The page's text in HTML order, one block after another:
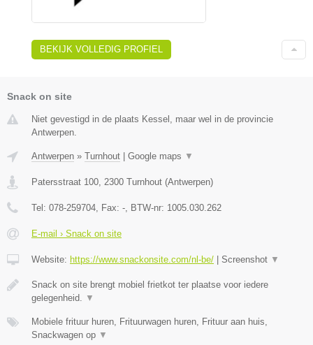
BEKIJK VOLLEDIG PROFIEL
Snack on site
Niet gevestigd in de plaats Kessel, maar wel in de provincie
Antwerpen.
Antwerpen » Turnhout Google maps ▼
Patersstraat 100, 2300 Turnhout (Antwerpen)
Tel: 078-259704, Fax: -, BTW-nr: 1005.030.262
E-mail › Snack on site
Website: https://www.snackonsite.com/nl-be/ Screenshot ▼
Snack on site brengt mobiel frietkot ter plaatse voor iedere
gelegenheid. ▼
Mobiele frituur huren, Frituurwagen huren, Frituur aan huis,
Snackwagen op ▼